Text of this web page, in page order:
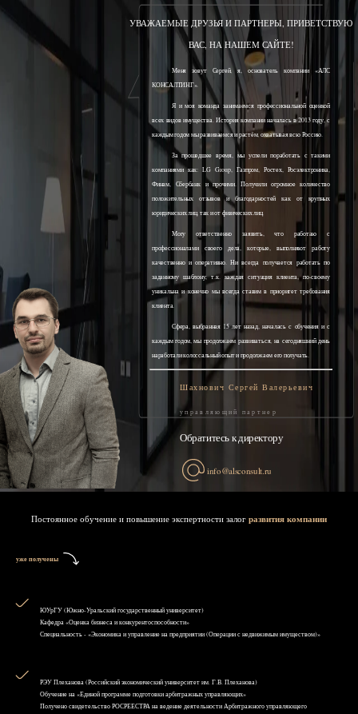
УВАЖАЕМЫЕ ДРУЗЬЯ И ПАРТНЕРЫ, ПРИВЕТСТВУЮ
ВАС, НА НАШЕМ САЙТЕ!
Меня зовут Сергей, я, основатель компании «АЛС
КОНСАЛТИНГ».
Я и моя команда занимаемся профессиональной оценкой
всех видов имущества. История компании началась в 2013 году, с
каждым годом мы развиваемся и растём, охватывая всю Россию.
За прошедшее время, мы успели поработать с такими
компаниями как: LG Group, Газпром, Ростех, Росэлектроника,
Финам, Сбербанк и прочими. Получили огромное количество
положительных отзывов и благодарностей как от крупных
юридических лиц, так и от физических лиц.
Могу ответственно заявить, что работаю с
профессионалами своего дела, которые, выполняют работу
качественно и оперативно. Ни всегда получается работать по
заданному шаблону, т.к. каждая ситуация клиента, по-своему
уникальна и конечно мы всегда ставим в приоритет требования
клиента.
Сфера, выбранная 15 лет назад, началась с обучения и с
каждым годом, мы продолжаем развиваться, на сегодняшний день
наработали колоссальный опыт и продолжаем его получать.
Шахнович Сергей Валерьевич
управляющий партнер
Обратитесь к директору
info@alsconsult.ru
Постоянное обучение и повышение экспертности залог развития компании
уже получены
ЮУрГУ (Южно-Уральский государственный университет)
Кафедра «Оценка бизнеса и конкурентоспособности»
Специальность - «Экономика и управление на предприятии (Операции с недвижимым имуществом)»
РЭУ Плеханова (Российский экономический университет им. Г.В. Плеханова)
Обучение на «Единой программе подготовки арбитражных управляющих»
Получено свидетельство РОСРЕЕСТРА на ведение деятельности Арбитражного управляющего